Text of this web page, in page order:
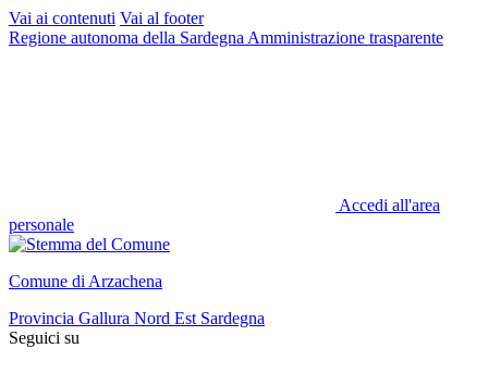
Vai ai contenuti Vai al footer
Regione autonoma della Sardegna Amministrazione trasparente
Accedi all'area
personale
Comune di Arzachena
Provincia Gallura Nord Est Sardegna
Seguici su